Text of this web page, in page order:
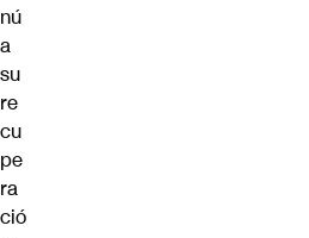
nú
a
su
re
cu
pe
ra
ció